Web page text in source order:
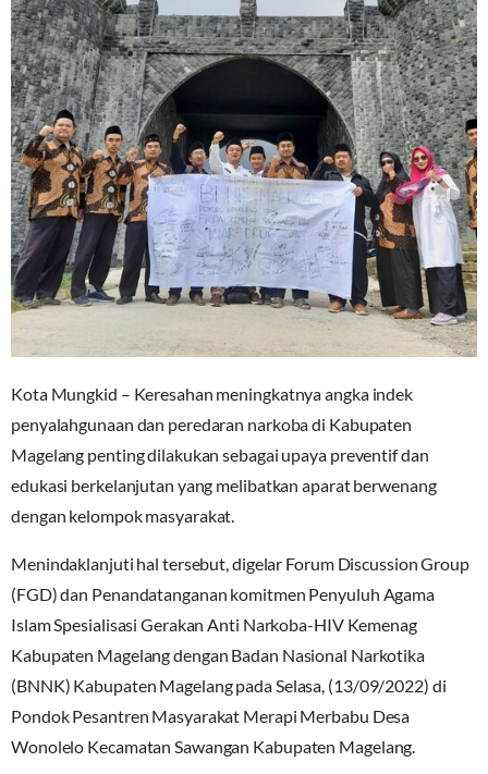
Kota Mungkid – Keresahan meningkatnya angka indek
penyalahgunaan dan peredaran narkoba di Kabupaten
Magelang penting dilakukan sebagai upaya preventif dan
edukasi berkelanjutan yang melibatkan aparat berwenang
dengan kelompok masyarakat.
Menindaklanjuti hal tersebut, digelar Forum Discussion Group
(FGD) dan Penandatanganan komitmen Penyuluh Agama
Islam Spesialisasi Gerakan Anti Narkoba-HIV Kemenag
Kabupaten Magelang dengan Badan Nasional Narkotika
(BNNK) Kabupaten Magelang pada Selasa, (13/09/2022) di
Pondok Pesantren Masyarakat Merapi Merbabu Desa
Wonolelo Kecamatan Sawangan Kabupaten Magelang.